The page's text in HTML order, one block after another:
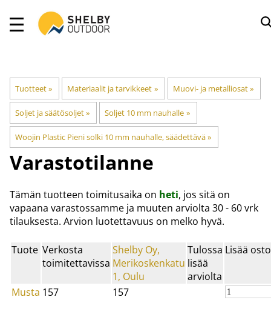
Tuotteet‪» Materiaalit ja tarvikkeet ‪» Muovi- ja metalliosat‪»
Soljet ja säätösoljet‪» Soljet 10 mm nauhalle ‪»
Woojin Plastic Pieni solki 10 mm nauhalle, säädettävä‪»
Varastotilanne
Tämän tuotteen toimitusaika on heti, jos sitä on
vapaana varastossamme ja muuten arviolta 30 - 60 vrk
tilauksesta. Arvion luotettavuus on melko hyvä.
Tuote Verkosta
toimitettavissa
Shelby Oy,
Merikoskenkatu
1, Oulu
Tulossa
lisää
arviolta
Lisää
Musta 157 157